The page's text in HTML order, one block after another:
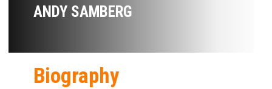
ANDY SAMBERG
Biography